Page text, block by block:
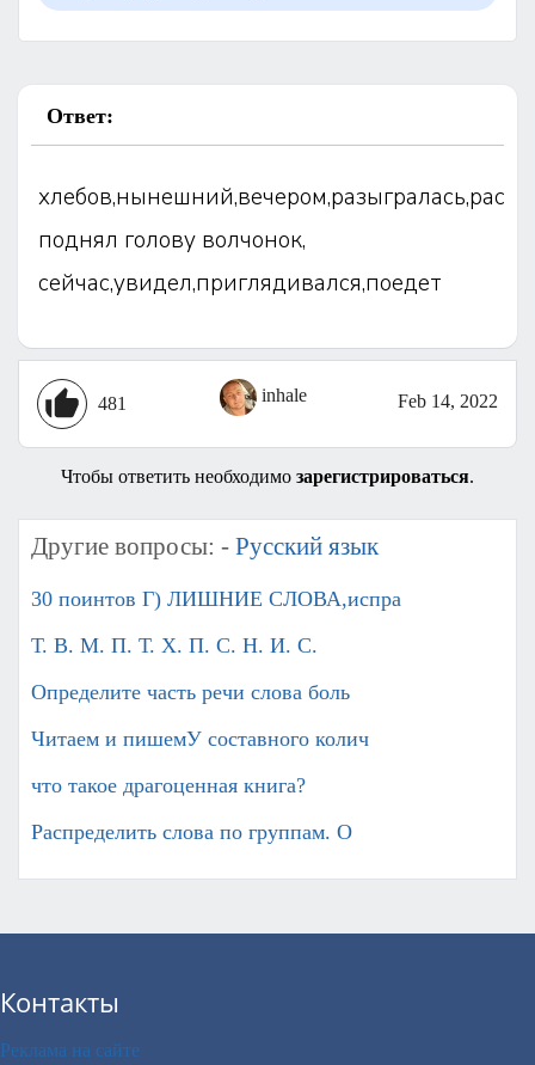
Ответ:
поднял голову волчонок,
сейчас,увидел,приглядивался,поедет
481 inhale Feb 14, 2022
Чтобы ответить необходимо зарегистрироваться.
Другие вопросы: - Русский язык
30 поинтов Г) ЛИШНИЕ СЛОВА,испра
Т. В. М. П. Т. Х. П. С. Н. И. С.
Определите часть речи слова боль
Читаем и пишемУ составного колич
что такое драгоценная книга?
Распределить слова по группам. О
Контакты
Реклама на сайте